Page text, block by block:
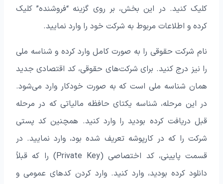
کلیک کنید. در این بخش، بر روی گزینه “فروشنده” کلیک
کرده و اطلاعات مربوط به شرکت خود را وارد نمایید.
نام شرکت حقوقی را به صورت کامل وارد کرده و شناسه ملی
را نیز درج کنید. برای شرکت‌های حقوقی، کد اقتصادی جدید
همان شناسه ملی است که به صورت خودکار وارد می‌شود.
در این مرحله، شناسه یکتای حافظه مالیاتی که در مرحله
قبل دریافت کرده بودید را وارد کنید. همچنین کد پستی
شرکت را که در کارپوشه تعریف شده بود، وارد نمایید. در
قسمت پایینی، کد اختصاصی (Private Key) را که قبلاً
دانلود کرده بودید، وارد کنید. وارد کردن کدهای عمومی و